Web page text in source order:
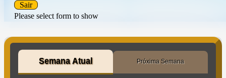
Please select form to show
Sair
Semana Atual Próxima Semana